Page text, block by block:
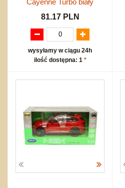
81.17 PLN
wysyłamy w ciągu 24h
ilość dostępna: 1 *